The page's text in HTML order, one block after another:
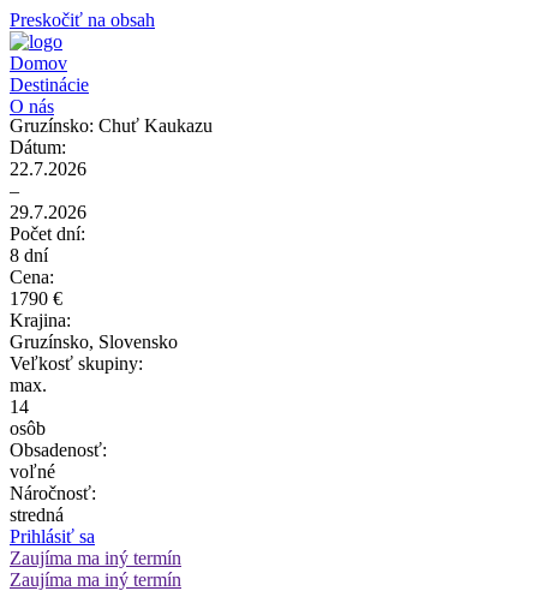
Preskočiť na obsah
Domov
Destinácie
O nás
Gruzínsko: Chuť Kaukazu
Dátum:
22.7.2026
–
29.7.2026
Počet dní:
8 dní
Cena:
1790 €
Krajina:
Gruzínsko, Slovensko
Veľkosť skupiny:
max.
14
osôb
Obsadenosť:
voľné
Náročnosť:
stredná
Prihlásiť sa
Zaujíma ma iný termín
Zaujíma ma iný termín